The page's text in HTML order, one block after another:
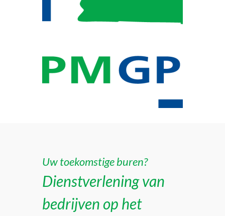
Uw toekomstige buren?
Dienstverlening van
bedrijven op het